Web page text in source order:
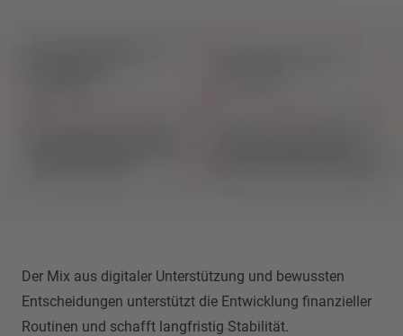
Der Mix aus digitaler Unterstützung und bewussten
Entscheidungen unterstützt die Entwicklung finanzieller
Routinen und schafft langfristig Stabilität.